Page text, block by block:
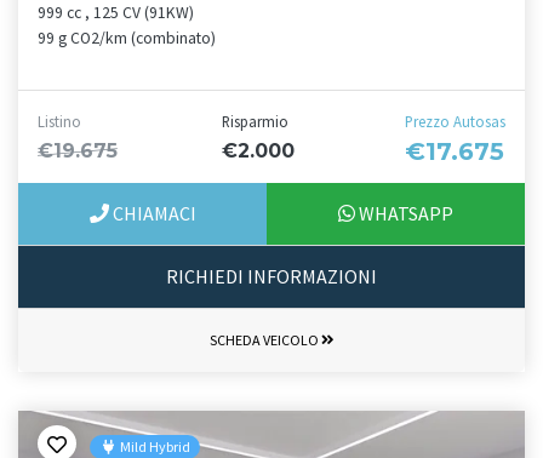
999 cc , 125 CV (91KW)
99 g CO2/km (combinato)
Listino
€19.675
Risparmio
€2.000
Prezzo Autosas
€17.675
CHIAMACI WHATSAPP
RICHIEDI INFORMAZIONI
SCHEDA VEICOLO
Mild Hybrid